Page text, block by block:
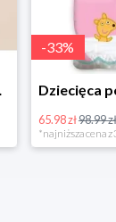
-33%
65.98 zł98.99 zł*
*najniższa cena z